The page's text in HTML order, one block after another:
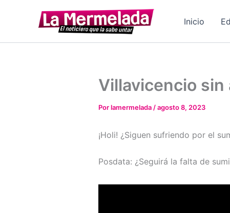
Inicio
Villavicencio sin
Porlamermelada/agosto 8, 2023
¡Holi! ¿Siguen sufriendo por el
Posdata: ¿Seguirá la falta de